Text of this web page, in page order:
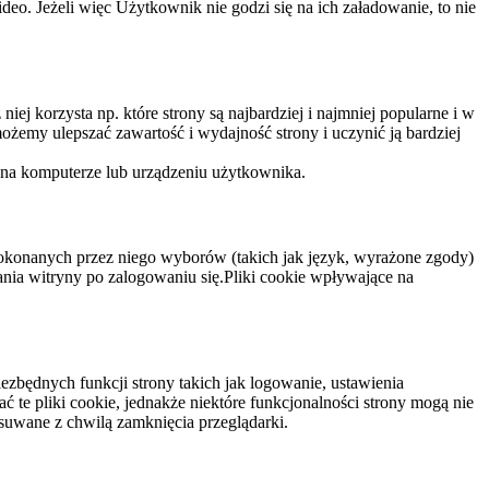
Jeżeli więc Użytkownik nie godzi się na ich załadowanie, to nie
korzysta np. które strony są najbardziej i najmniej popularne i w
ulepszać zawartość i wydajność strony i uczynić ją bardziej
komputerze lub urządzeniu użytkownika.
przez niego wyborów (takich jak język, wyrażone zgody)
witryny po zalogowaniu się.Pliki cookie wpływające na
funkcji strony takich jak logowanie, ustawienia
te pliki cookie, jednakże niektóre funkcjonalności strony mogą nie
z chwilą zamknięcia przeglądarki.